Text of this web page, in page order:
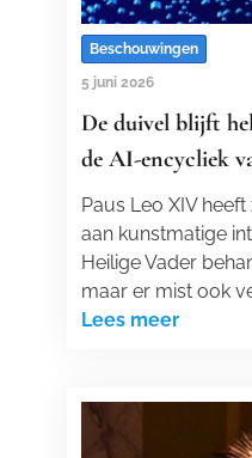
Beschouwingen
5 juni 2026
De duivel blijft
de AI-encycliek
Paus Leo XIV
aan kunstmatige
Heilige Vader
maar er mist ook
Lees meer